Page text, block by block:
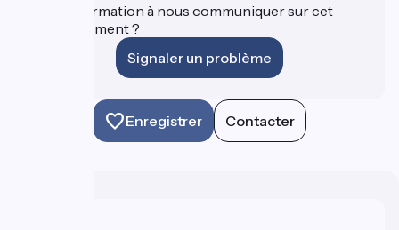
Une information à nous communiquer sur cet
établissement ?
Signaler un problème
Enregistrer Contacter